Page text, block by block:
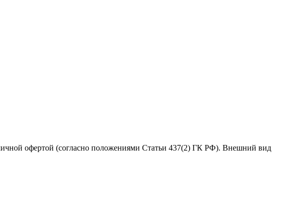
офертой (согласно положениями Статьи 437(2) ГК РФ). Внешний вид